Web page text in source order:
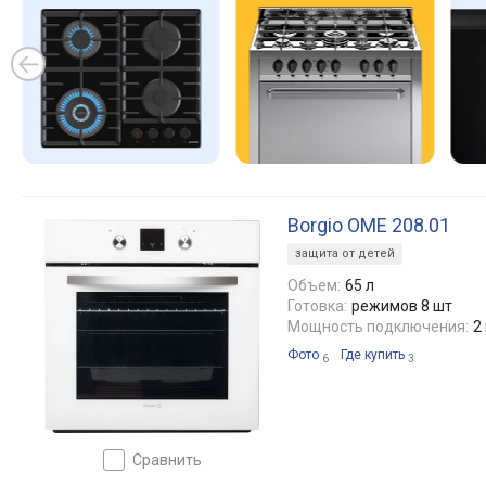
сравнить
Borgio OME 208.01
защита от детей
Объем: 65 л
Готовка: режимов 8 шт
Мощность подключения: 2
Фото 6 Где купить 3